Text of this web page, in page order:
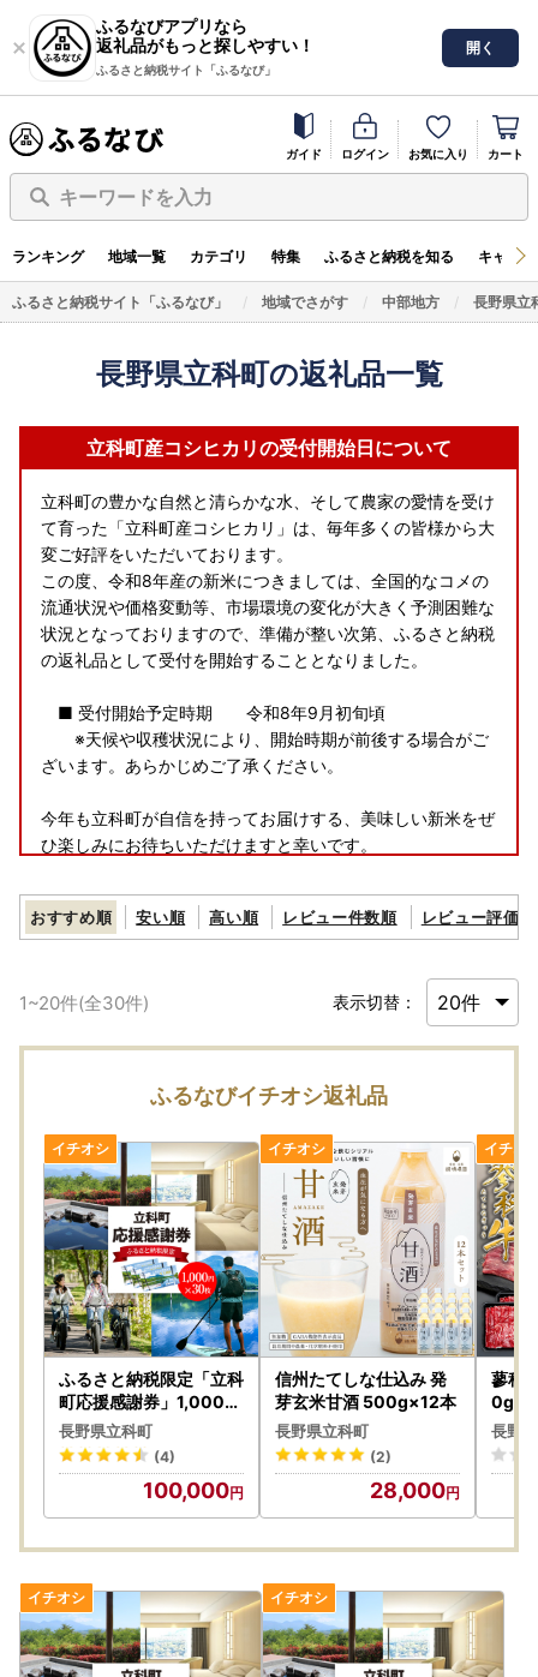
ふるなびアプリなら
返礼品がもっと探しやすい！
ふるさと納税サイト「ふるなび」
開く
ガイド ログイン お気に入り カート
キーワードを入力
ランキング 地域一覧 カテゴリ 特集 ふるさと納税を知る キャン
ふるさと納税サイト「ふるなび」 地域でさがす 中部地方 長野県立
長野県立科町の返礼品一覧
立科町産コシヒカリの受付開始日について
立科町の豊かな自然と清らかな水、そして農家の愛情を受け
て育った「立科町産コシヒカリ」は、毎年多くの皆様から大
変ご好評をいただいております。
この度、令和8年産の新米につきましては、全国的なコメの
流通状況や価格変動等、市場環境の変化が大きく予測困難な
状況となっておりますので、準備が整い次第、ふるさと納税
の返礼品として受付を開始することとなりました。
■ 受付開始予定時期 令和8年9月初旬頃
※天候や収穫状況により、開始時期が前後する場合がご
ざいます。あらかじめご了承ください。
今年も立科町が自信を持ってお届けする、美味しい新米をぜ
ひ楽しみにお待ちいただけますと幸いです。
お願い申し上げます。
おすすめ順 安い順 高い順 レビュー件数順 レビュー評価順
1~20件(全30件) 表示切替：
ふるなびイチオシ返礼品
ふるさと納税限定「立科
町応援感謝券」1,000円
×30枚
長野県立科町
(4)
100,000
信州たてしな仕込み 発
芽玄米甘酒 500g×12本
長野県立科町
(2)
28,000
蓼科
0g×2
長野